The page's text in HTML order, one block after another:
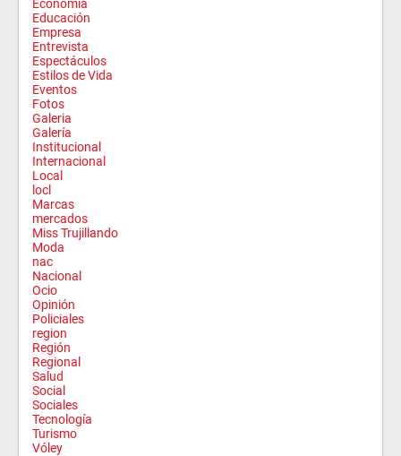
Economía
Educación
Empresa
Entrevista
Espectáculos
Estilos de Vida
Eventos
Fotos
Galeria
Galería
Institucional
Internacional
Local
locl
Marcas
mercados
Miss Trujillando
Moda
nac
Nacional
Ocio
Opinión
Policiales
region
Región
Regional
Salud
Social
Sociales
Tecnología
Turismo
Vóley